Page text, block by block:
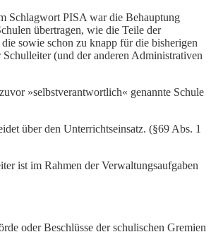
Schlagwort PISA war die Behauptung
übertragen, wie die Teile der
sowie schon zu knapp für die bisherigen
(und der anderen Administrativen
»selbstverantwortlich« genannte Schule
über den Unterrichtseinsatz. (§69 Abs. 1
ist im Rahmen der Verwaltungsaufgaben
oder Beschlüsse der schulischen Gremien